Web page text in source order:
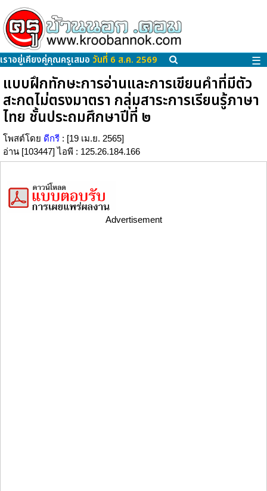
เราอยู่เคียงคู่คุณครูเสมอ วันที่ 6 ส.ค. 2569 ☰
แบบฝึกทักษะการอ่านและการเขียนคำที่มีตัว
สะกดไม่ตรงมาตรา กลุ่มสาระการเรียนรู้ภาษา
ไทย ชั้นประถมศึกษาปีที่ ๒
โพสต์โดย ดีกรี : [19 เม.ย. 2565]
อ่าน [103447] ไอพี : 125.26.184.166
Advertisement